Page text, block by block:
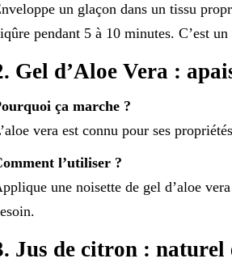
un glaçon dans un tissu
pendant 5 à 10 minutes. C’est
Gel d’Aloe Vera :
ça marche ?
vera est connu pour ses
l’utiliser ?
une noisette de gel d’aloe
Jus de citron :